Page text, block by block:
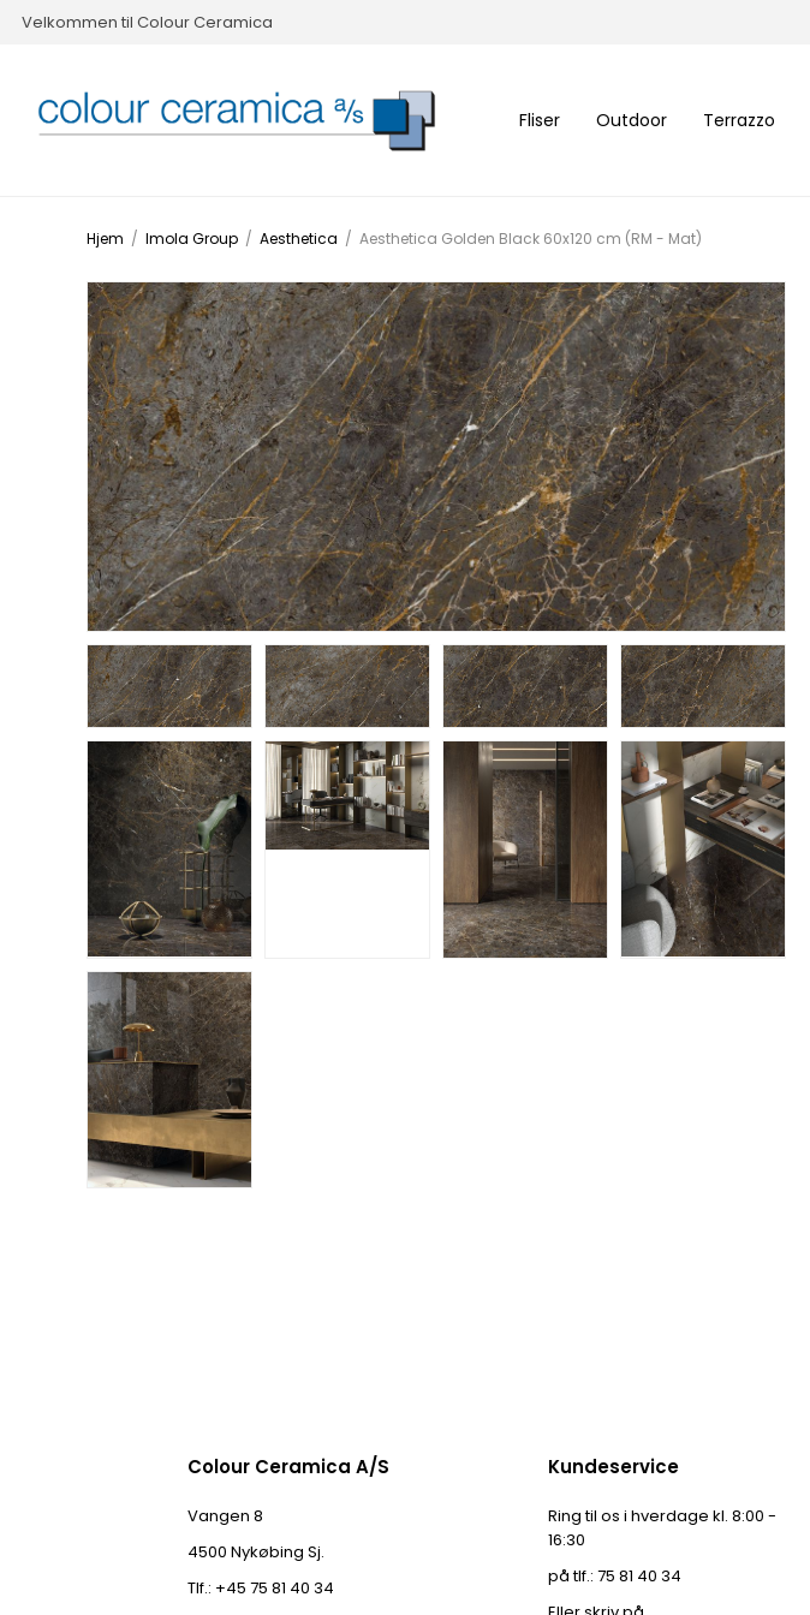
Velkommen til Colour Ceramica
Fliser Outdoor Terrazzo
Hjem / Imola Group / Aesthetica / Aesthetica Golden Black 60x120 cm (RM - Mat)
Colour Ceramica A/S
Vangen 8
4500 Nykøbing Sj.
Tlf.: +45 75 81 40 34
Kundeservice
Ring til os i hverdage kl. 8:00 -
16:30
på tlf.: 75 81 40 34